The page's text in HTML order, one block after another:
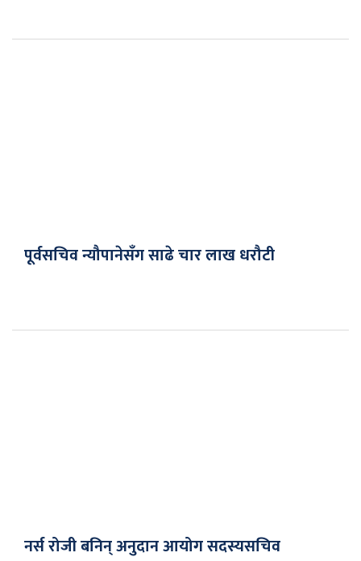
पूर्वसचिव न्यौपानेसँग साढे चार लाख धरौटी
नर्स रोजी बनिन् अनुदान आयोग सदस्यसचिव